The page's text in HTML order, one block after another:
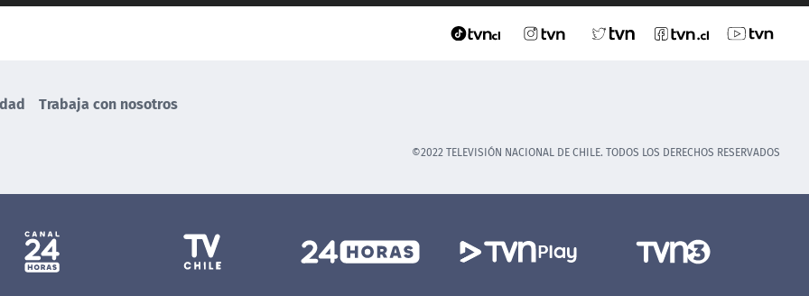
Trabaja con nosotros
©2022 TELEVISIÓN NACIONAL DE CHILE. TODOS LOS DERECHOS RESERVADOS